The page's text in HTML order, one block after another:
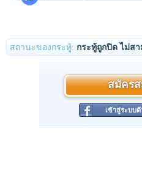
สถานะของกระทู้: กระทู้ถูกปิด ไม่ส
สมัคร
เข้าสู่ระบบ